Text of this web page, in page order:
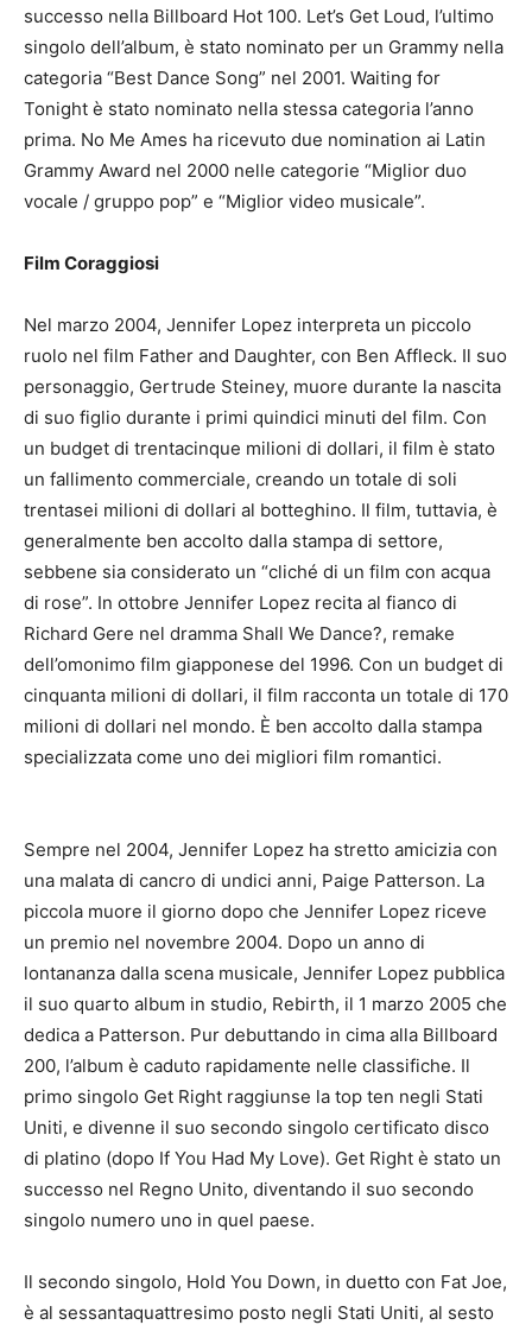
successo nella Billboard Hot 100. Let’s Get Loud, l’ultimo
singolo dell’album, è stato nominato per un Grammy nella
categoria “Best Dance Song” nel 2001. Waiting for
Tonight è stato nominato nella stessa categoria l’anno
prima. No Me Ames ha ricevuto due nomination ai Latin
Grammy Award nel 2000 nelle categorie “Miglior duo
vocale / gruppo pop” e “Miglior video musicale”.
Film Coraggiosi
Nel marzo 2004, Jennifer Lopez interpreta un piccolo
ruolo nel film Father and Daughter, con Ben Affleck. Il suo
personaggio, Gertrude Steiney, muore durante la nascita
di suo figlio durante i primi quindici minuti del film. Con
un budget di trentacinque milioni di dollari, il film è stato
un fallimento commerciale, creando un totale di soli
trentasei milioni di dollari al botteghino. Il film, tuttavia, è
generalmente ben accolto dalla stampa di settore,
sebbene sia considerato un “cliché di un film con acqua
di rose”. In ottobre Jennifer Lopez recita al fianco di
Richard Gere nel dramma Shall We Dance?, remake
dell’omonimo film giapponese del 1996. Con un budget di
cinquanta milioni di dollari, il film racconta un totale di 170
milioni di dollari nel mondo. È ben accolto dalla stampa
specializzata come uno dei migliori film romantici.
Sempre nel 2004, Jennifer Lopez ha stretto amicizia con
una malata di cancro di undici anni, Paige Patterson. La
piccola muore il giorno dopo che Jennifer Lopez riceve
un premio nel novembre 2004. Dopo un anno di
lontananza dalla scena musicale, Jennifer Lopez pubblica
il suo quarto album in studio, Rebirth, il 1 marzo 2005 che
dedica a Patterson. Pur debuttando in cima alla Billboard
200, l’album è caduto rapidamente nelle classifiche. Il
primo singolo Get Right raggiunse la top ten negli Stati
Uniti, e divenne il suo secondo singolo certificato disco
di platino (dopo If You Had My Love). Get Right è stato un
successo nel Regno Unito, diventando il suo secondo
singolo numero uno in quel paese.
Il secondo singolo, Hold You Down, in duetto con Fat Joe,
è al sessantaquattresimo posto negli Stati Uniti, al sesto